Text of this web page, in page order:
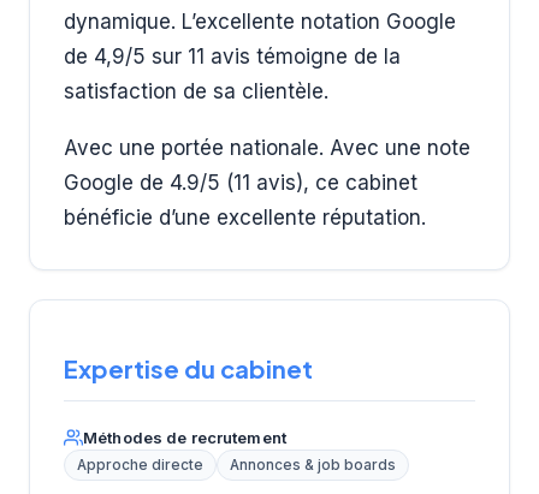
dynamique. L’excellente notation Google
de 4,9/5 sur 11 avis témoigne de la
satisfaction de sa clientèle.
Avec une portée nationale. Avec une note
Google de 4.9/5 (11 avis), ce cabinet
bénéficie d’une excellente réputation.
Expertise du cabinet
Méthodes de recrutement
Approche directe Annonces & job boards